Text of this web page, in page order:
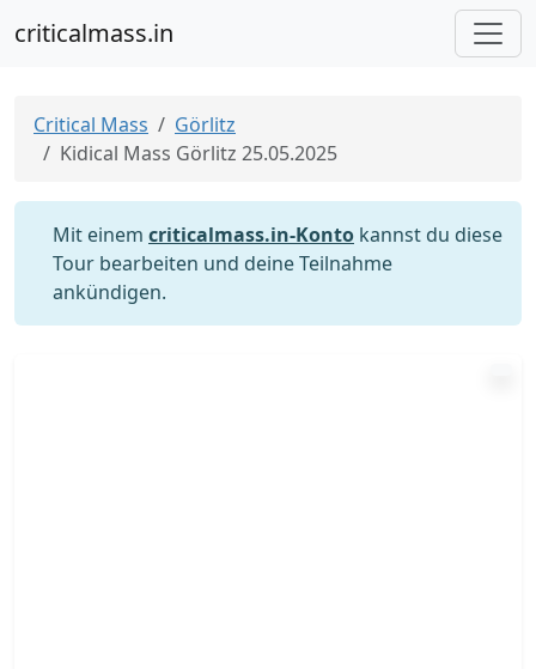
criticalmass.in
Critical Mass
Görlitz
Kidical Mass Görlitz 25.05.2025
Mit einem criticalmass.in-Konto kannst du diese
Tour bearbeiten und deine Teilnahme
ankündigen.